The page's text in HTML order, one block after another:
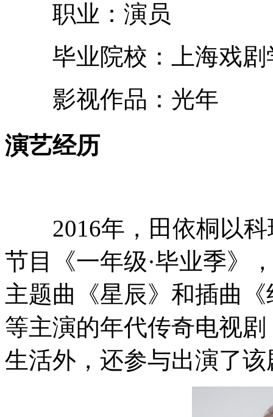
职业：演员
毕业院校：上海戏剧
影视作品：光年
演艺经历
2016年，田依桐以科
节目《一年级·毕业季》
主题曲《星辰》和插曲
等主演的年代传奇电视
生活外，还参与出演了该